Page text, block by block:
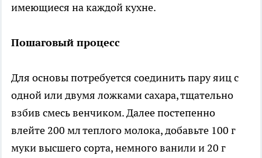
имеющиеся на каждой кухне.
Пошаговый процесс
Для основы потребуется соединить пару яиц с
одной или двумя ложками сахара, тщательно
взбив смесь венчиком. Далее постепенно
влейте 200 мл теплого молока, добавьте 100 г
муки высшего сорта, немного ванили и 20 г